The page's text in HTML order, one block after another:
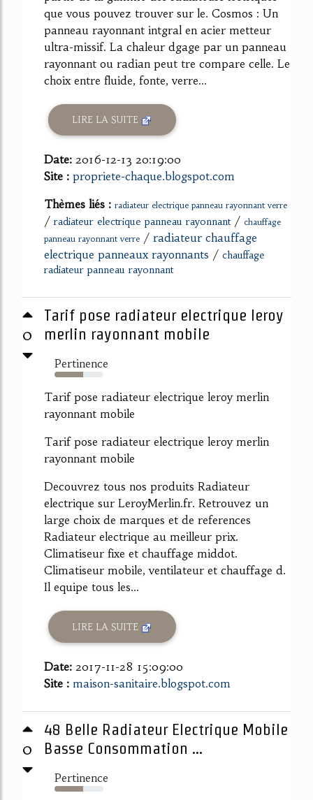
que vous pouvez trouver sur le. Cosmos : Un
panneau rayonnant intgral en acier metteur
ultra-missif. La chaleur dgage par un panneau
rayonnant ou radian peut tre compare celle. Le
choix entre fluide, fonte, verre...
LIRE LA SUITE
Date: 2016-12-13 20:19:00
Site : propriete-chaque.blogspot.com
Thèmes liés : radiateur electrique panneau rayonnant verre
/ radiateur electrique panneau rayonnant/ chauffage
panneau rayonnant verre / radiateur chauffage
electrique panneaux rayonnants / chauffage
radiateur panneau rayonnant
0
Tarif pose radiateur electrique leroy
merlin rayonnant mobile
Pertinence
59%
Tarif pose radiateur electrique leroy merlin
rayonnant mobile
Tarif pose radiateur electrique leroy merlin
rayonnant mobile
Decouvrez tous nos produits Radiateur
electrique sur LeroyMerlin.fr. Retrouvez un
large choix de marques et de references
Radiateur electrique au meilleur prix.
Climatiseur fixe et chauffage middot.
Climatiseur mobile, ventilateur et chauffage d.
Il equipe tous les...
LIRE LA SUITE
Date: 2017-11-28 15:09:00
Site : maison-sanitaire.blogspot.com
0
48 Belle Radiateur Electrique Mobile
Basse Consommation ...
Pertinence
59%